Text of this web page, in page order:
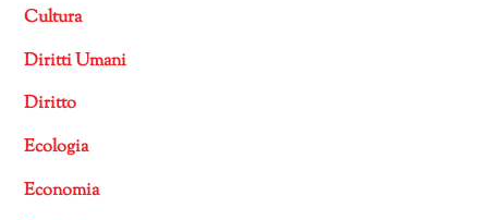
Cultura
Diritti Umani
Diritto
Ecologia
Economia